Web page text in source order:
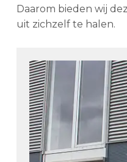
Daarom bieden wij
uit zichzelf te halen.